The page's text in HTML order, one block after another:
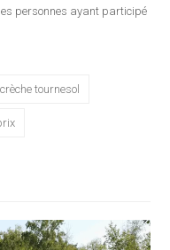
personnes ayant participé
crèche tournesol